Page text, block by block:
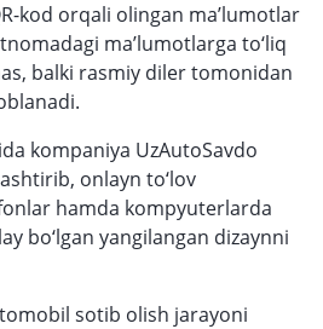
kod orqali olingan ma’lumotlar
ma’lumotlarga to‘liq
balki rasmiy diler tomonidan
kompaniya UzAutoSavdo
onlayn to‘lov
hamda kompyuterlarda
bo‘lgan yangilangan dizaynni
sotib olish jarayoni